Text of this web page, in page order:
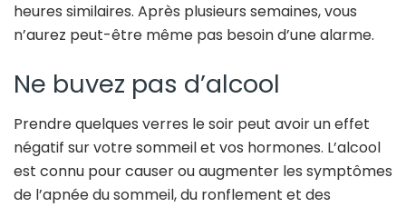
heures similaires. Après plusieurs semaines, vous
n’aurez peut-être même pas besoin d’une alarme.
Ne buvez pas d’alcool
Prendre quelques verres le soir peut avoir un effet
négatif sur votre sommeil et vos hormones. L’alcool
est connu pour causer ou augmenter les symptômes
de l’apnée du sommeil, du ronflement et des